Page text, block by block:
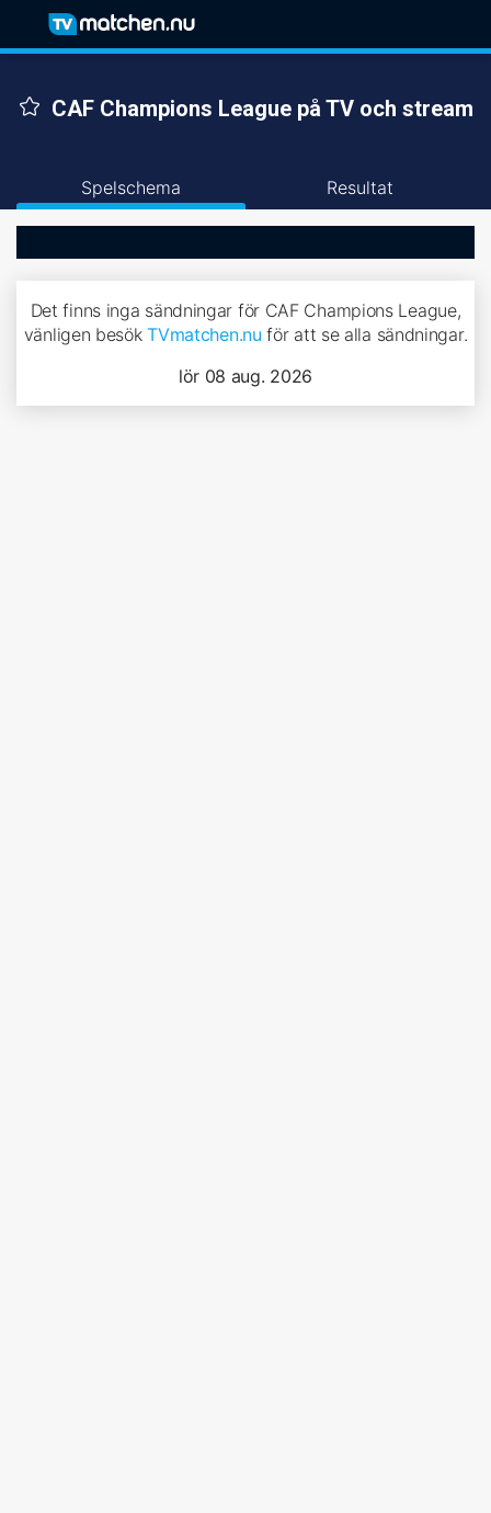
CAF Champions League på TV och stream
Spelschema Resultat
Det finns inga sändningar för CAF Champions League,
vänligen besökTVmatchen.nu för att se alla sändningar.
lör 08 aug. 2026